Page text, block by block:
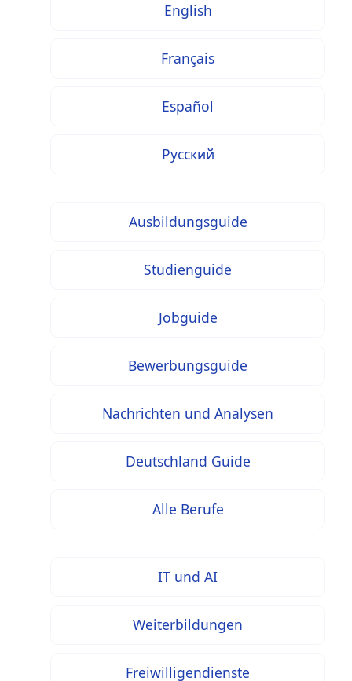
English
Français
Español
Русский
Ausbildungsguide
Studienguide
Jobguide
Bewerbungsguide
Nachrichten und Analysen
Deutschland Guide
Alle Berufe
IT und AI
Weiterbildungen
Freiwilligendienste